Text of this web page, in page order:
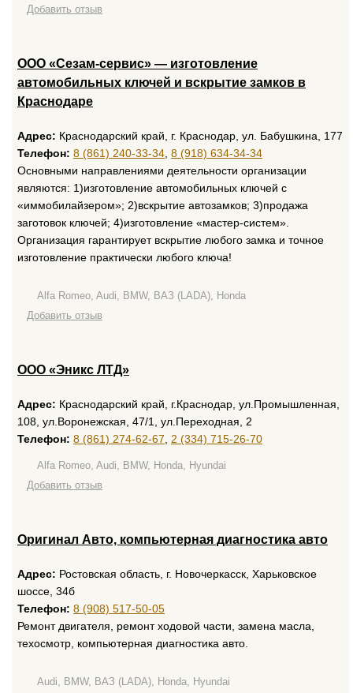
Добавить отзыв
ООО «Сезам-сервис» — изготовление
автомобильных ключей и вскрытие замков в
Краснодаре
Адрес: Краснодарский край, г. Краснодар, ул. Бабушкина, 177
Телефон: 8 (861) 240-33-34 8 (918) 634-34-34
Основными направлениями деятельности организации
являются: 1)изготовление автомобильных ключей с
«иммобилайзером»; 2)вскрытие автозамков; 3)продажа
заготовок ключей; 4)изготовление «мастер-систем».
Организация гарантирует вскрытие любого замка и точное
изготовление практически любого ключа!
Alfa Romeo, Audi, BMW, ВАЗ (LADA), Honda
Добавить отзыв
ООО «Эникс ЛТД»
Адрес: Краснодарский край, г.Краснодар, ул.Промышленная,
108, ул.Воронежская, 47/1, ул.Переходная, 2
Телефон: 8 (861) 274-62-67 2 (334) 715-26-70
Alfa Romeo, Audi, BMW, Honda, Hyundai
Добавить отзыв
Оригинал Авто, компьютерная диагностика авто
Адрес: Ростовская область, г. Новочеркасск, Харьковское
шоссе, 34б
Телефон: 8 (908) 517-50-05
Ремонт двигателя, ремонт ходовой части, замена масла,
техосмотр, компьютерная диагностика авто.
Audi, BMW, ВАЗ (LADA), Honda, Hyundai